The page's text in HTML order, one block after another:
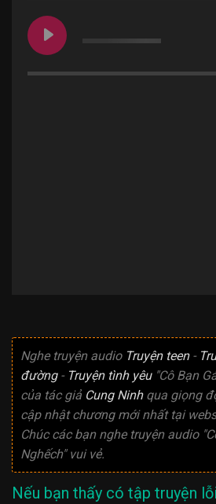
Nghe truyện audio Truyện teen-
đường- Truyện tình yêu"Cô Bạn
của tác giả Cung Ninhqua giọng
cập nhật chương mới nhất tại
Chúc các bạn nghe truyện audio
Nghếch" vui vẻ.
Nếu bạn thấy có tập truyện